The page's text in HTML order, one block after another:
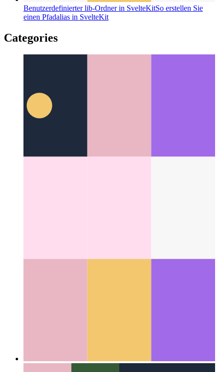
einen Pfadalias in SvelteKit
Categories